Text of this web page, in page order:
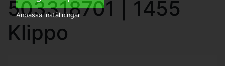
503318701 | 1455
Klippo
Anpassa inställningar